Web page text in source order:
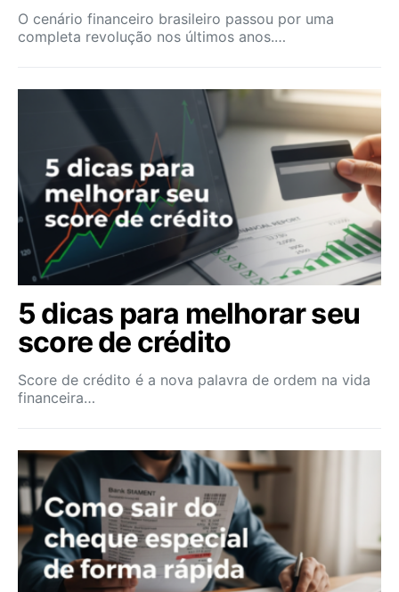
O cenário financeiro brasileiro passou por uma
completa revolução nos últimos anos.…
5 dicas para melhorar seu
score de crédito
Score de crédito é a nova palavra de ordem na vida
financeira…